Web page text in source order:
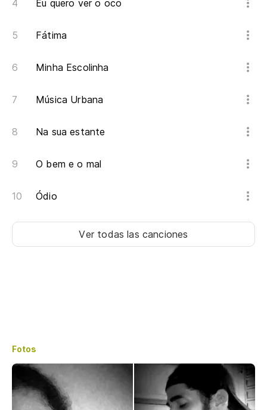
Eu quero ver o oco
Fátima
Minha Escolinha
Música Urbana
Na sua estante
O bem e o mal
Ódio
Ver todas las canciones
Fotos